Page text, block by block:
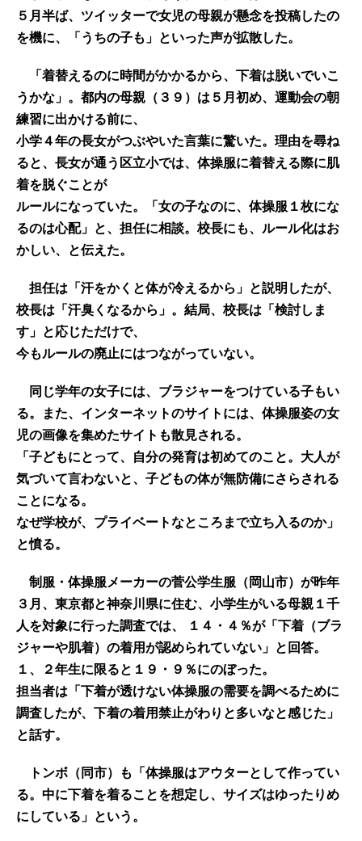
５月半ば、ツイッターで女児の母親が懸念を投稿したの
を機に、「うちの子も」といった声が拡散した。
「着替えるのに時間がかかるから、下着は脱いでいこ
うかな」。都内の母親（３９）は５月初め、運動会の朝
練習に出かける前に、
小学４年の長女がつぶやいた言葉に驚いた。理由を尋ね
ると、長女が通う区立小では、体操服に着替える際に肌
着を脱ぐことが
ルールになっていた。「女の子なのに、体操服１枚にな
るのは心配」と、担任に相談。校長にも、ルール化はお
かしい、と伝えた。
担任は「汗をかくと体が冷えるから」と説明したが、
校長は「汗臭くなるから」。結局、校長は「検討しま
す」と応じただけで、
今もルールの廃止にはつながっていない。
同じ学年の女子には、ブラジャーをつけている子もい
る。また、インターネットのサイトには、体操服姿の女
児の画像を集めたサイトも散見される。
「子どもにとって、自分の発育は初めてのこと。大人が
気づいて言わないと、子どもの体が無防備にさらされる
ことになる。
なぜ学校が、プライベートなところまで立ち入るのか」
と憤る。
制服・体操服メーカーの菅公学生服（岡山市）が昨年
３月、東京都と神奈川県に住む、小学生がいる母親１千
人を対象に行った調査では、 １４・４％が「下着（ブラ
ジャーや肌着）の着用が認められていない」と回答。
１、２年生に限ると１９・９％にのぼった。
担当者は「下着が透けない体操服の需要を調べるために
調査したが、下着の着用禁止がわりと多いなと感じた」
と話す。
トンボ（同市）も「体操服はアウターとして作ってい
る。中に下着を着ることを想定し、サイズはゆったりめ
にしている」という。